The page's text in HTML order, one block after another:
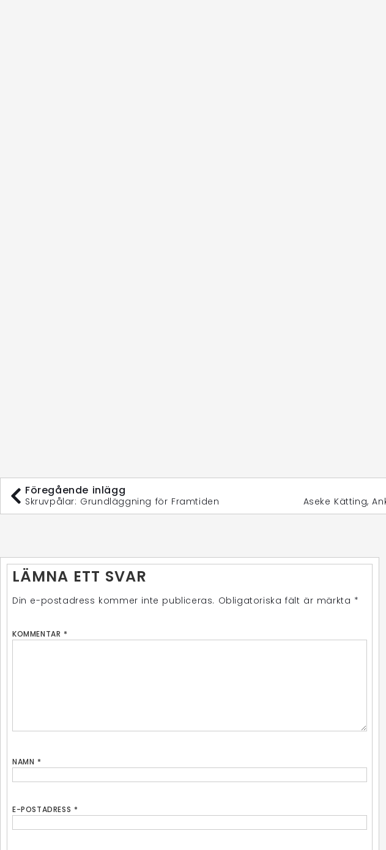
Föregående inlägg
Skruvpålar: Grundläggning för Framtiden
LÄMNA ETT SVAR
Din e-postadress kommer inte publiceras. Obligatoriska fält är märkta *
KOMMENTAR *
NAMN *
E-POSTADRESS *